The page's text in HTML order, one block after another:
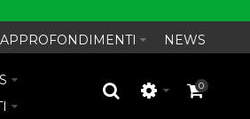
APPROFONDIMENTI NEWS
0